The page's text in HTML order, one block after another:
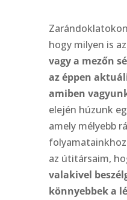
hogy milyen is
vagy a mezőn
az éppen
amiben
elején húzunk
amely mélyebb
az útitársaim,
valakivel
könnyebbek a